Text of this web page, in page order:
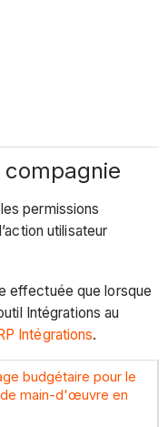
permissions
utilisateur
effectuée que lorsque
Intégrations au
Intégrations.
budgétaire pour le
main-d'œuvre en